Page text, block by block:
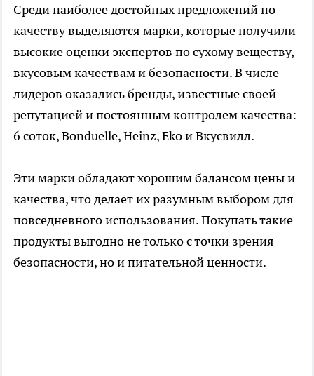
Среди наиболее достойных предложений по
качеству выделяются марки, которые получили
высокие оценки экспертов по сухому веществу,
вкусовым качествам и безопасности. В числе
лидеров оказались бренды, известные своей
репутацией и постоянным контролем качества:
6 соток, Bonduelle, Heinz, Eko и Вкусвилл.
Эти марки обладают хорошим балансом цены и
качества, что делает их разумным выбором для
повседневного использования. Покупать такие
продукты выгодно не только с точки зрения
безопасности, но и питательной ценности.